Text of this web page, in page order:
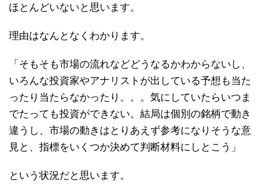
ほとんどいないと思います。
理由はなんとなくわかります。
「そもそも市場の流れなどどうなるかわからないし、
いろんな投資家やアナリストが出している予想も当た
ったり当たらなかったり。。。気にしていたらいつま
でたっても投資ができない。結局は個別の銘柄で動き
違うし、市場の動きはとりあえず参考になりそうな意
見と、指標をいくつか決めて判断材料にしとこう」
という状況だと思います。